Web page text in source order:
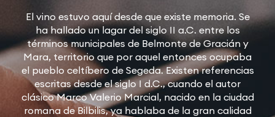
El vino estuvo aquí desde que existe memoria. Se
ha hallado un lagar del siglo II a.C. entre los
términos municipales de Belmonte de Gracián y
Mara, territorio que por aquel entonces ocupaba
el pueblo celtíbero de Segeda. Existen referencias
escritas desde el siglo I d.C., cuando el autor
clásico Marco Valerio Marcial, nacido en la ciudad
romana de Bilbilis, ya hablaba de la gran calidad